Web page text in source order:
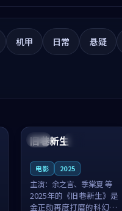
机甲 日常 悬疑
英国
旧巷新生
电影 2025
主演： 余之言、季棠夏 等
2025年的《旧巷新生》是
金正勋再度打磨的科幻佳